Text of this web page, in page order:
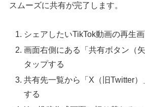
スムーズに共有が完了します。
シェアしたいTikTok動画の再生画
画面右側にある「共有ボタン（
タップする
共有先一覧から「X（旧Twitter
する